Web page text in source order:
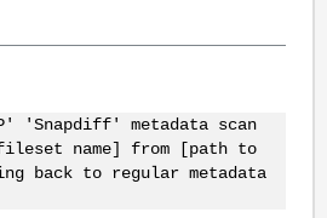
'Snapdiff' metadata scan
name] from [path to
back to regular metadata